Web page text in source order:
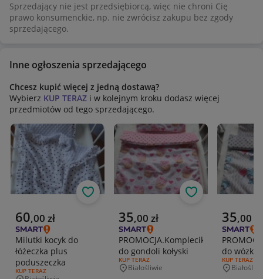
Sprzedający nie jest przedsiębiorcą, więc nie chroni Cię
prawo konsumenckie, np. nie zwrócisz zakupu bez zgody
sprzedającego.
Inne ogłoszenia sprzedającego
Chcesz kupić więcej z jedną dostawą?
Wybierz KUP TERAZ i w kolejnym kroku dodasz więcej
przedmiotów od tego sprzedającego.
Aktualna cena
60,00 zł
Milutki kocyk do
łóżeczka plus
poduszeczka
RODZAJ OFERTY:
KUP TERAZ
Obserwuj
Aktualna cena
35,00 zł
PROMOCJA.Komplecik
do gondoli kołyski
RODZAJ OFERTY:
KUP TERAZ
Miejscowość
Białośliwie
Obserwuj
Aktualna
35,00
do wózka
RODZAJ
KUP TERAZ